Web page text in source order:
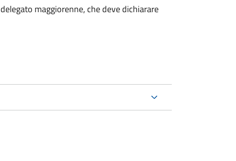
maggiorenne, che deve dichiarare